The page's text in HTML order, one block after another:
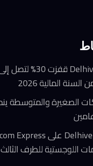
السنة المالية 2026
اللوجستية للطرف الثالث